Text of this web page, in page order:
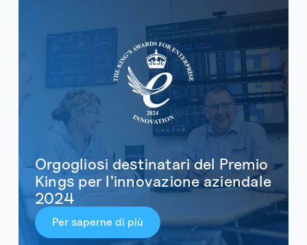
Orgogliosi destinatari del Premio
Kings per l'innovazione aziendale
2024
Per saperne di più